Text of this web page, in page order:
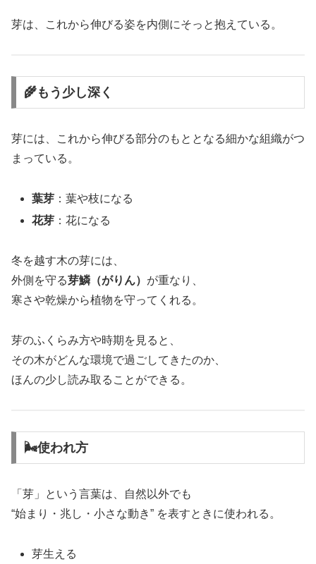
芽は、これから伸びる姿を内側にそっと抱えている。
🌾もう少し深く
芽には、これから伸びる部分のもととなる細かな組織がつ
まっている。
葉芽 ：葉や枝になる
花芽 ：花になる
冬を越す木の芽には、
外側を守る芽鱗（がりん） が重なり、
寒さや乾燥から植物を守ってくれる。
芽のふくらみ方や時期を見ると、
その木がどんな環境で過ごしてきたのか、
ほんの少し読み取ることができる。
🌬使われ方
「芽」という言葉は、自然以外でも
“始まり・兆し・小さな動き” を表すときに使われる。
芽生える